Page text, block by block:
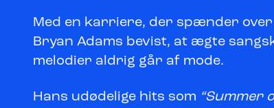
Med en karriere, der spænder
Bryan Adams bevist, at ægte
melodier aldrig går af mode.
Hans udødelige hits som “Summer